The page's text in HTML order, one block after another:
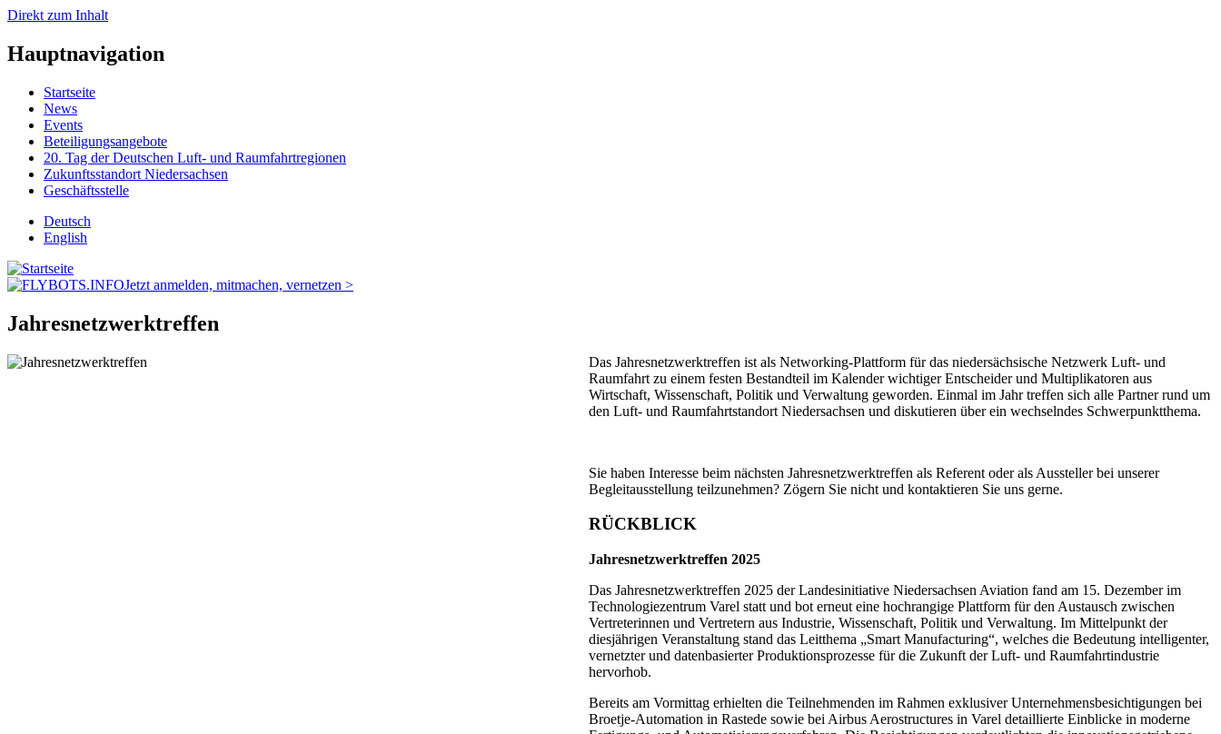
Direkt zum Inhalt
Hauptnavigation
Startseite
News
Events
Beteiligungsangebote
20. Tag der Deutschen Luft- und Raumfahrtregionen
Zukunftsstandort Niedersachsen
Geschäftsstelle
Deutsch
English
Jetzt anmelden, mitmachen, vernetzen >
Jahresnetzwerktreffen
Das Jahresnetzwerktreffen ist als Networking-Plattform für das niedersächsische Netzwerk Luft- und
Raumfahrt zu einem festen Bestandteil im Kalender wichtiger Entscheider und Multiplikatoren aus
Wirtschaft, Wissenschaft, Politik und Verwaltung geworden. Einmal im Jahr treffen sich alle Partner rund um
den Luft- und Raumfahrtstandort Niedersachsen und diskutieren über ein wechselndes Schwerpunktthema.
Sie haben Interesse beim nächsten Jahresnetzwerktreffen als Referent oder als Aussteller bei unserer
Begleitausstellung teilzunehmen? Zögern Sie nicht und kontaktieren Sie uns gerne.
RÜCKBLICK
Jahresnetzwerktreffen 2025
Das Jahresnetzwerktreffen 2025 der Landesinitiative Niedersachsen Aviation fand am 15. Dezember im
Technologiezentrum Varel statt und bot erneut eine hochrangige Plattform für den Austausch zwischen
Vertreterinnen und Vertretern aus Industrie, Wissenschaft, Politik und Verwaltung. Im Mittelpunkt der
diesjährigen Veranstaltung stand das Leitthema „Smart Manufacturing“, welches die Bedeutung intelligenter,
vernetzter und datenbasierter Produktionsprozesse für die Zukunft der Luft- und Raumfahrtindustrie
hervorhob.
Bereits am Vormittag erhielten die Teilnehmenden im Rahmen exklusiver Unternehmensbesichtigungen bei
Broetje-Automation in Rastede sowie bei Airbus Aerostructures in Varel detaillierte Einblicke in moderne